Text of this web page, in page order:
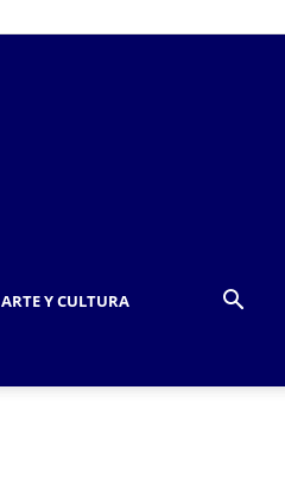
ARTE Y CULTURA